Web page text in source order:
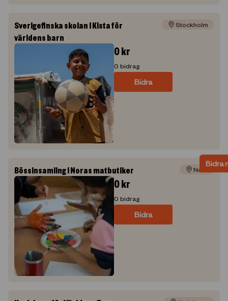
Bidra
Sverigefinska skolan i Kista för
världens barn
Stockholm
0kr
0 bidrag
Bidra
Bössinsamling i Noras matbutiker Nora
0kr
0 bidrag
Bidra